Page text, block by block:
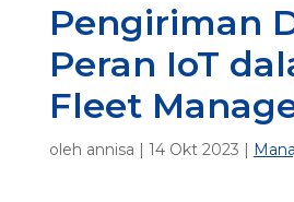
Pengiriman
Peran IoT
Fleet
oleh annisa | 14 Okt 2023 |